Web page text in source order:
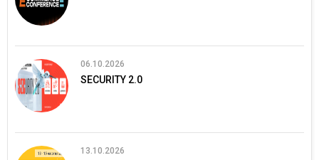
06.10.2026
SECURITY 2.0
13.10.2026